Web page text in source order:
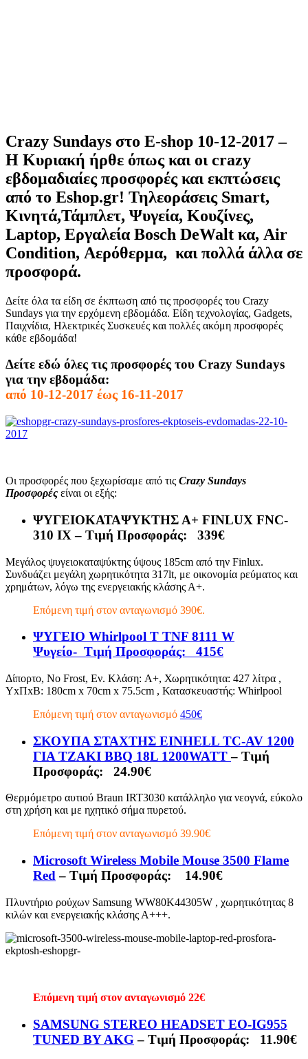
Crazy Sundays στο E-shop 10-12-2017 –
Η Κυριακή ήρθε όπως και οι crazy
εβδομαδιαίες προσφορές και εκπτώσεις
από το Eshop.gr! Τηλεοράσεις Smart,
Κινητά,Τάμπλετ, Ψυγεία, Κουζίνες,
Laptop, Εργαλεία Bosch DeWalt κα, Air
Condition, Αερόθερμα, και πολλά άλλα σε
προσφορά.
Δείτε όλα τα είδη σε έκπτωση από τις προσφορές του Crazy
Sundays για την ερχόμενη εβδομάδα. Είδη τεχνολογίας, Gadgets,
Παιχνίδια, Ηλεκτρικές Συσκευές και πολλές ακόμη προσφορές
κάθε εβδομάδα!
Δείτε εδώ όλες τις προσφορές του Crazy Sundays
για την εβδομάδα:
από 10-12-2017 έως 16-11-2017
Οι προσφορές που ξεχωρίσαμε από τις Crazy Sundays
Προσφορές είναι οι εξής:
ΨΥΓΕΙΟΚΑΤΑΨΥΚΤΗΣ Α+ FINLUX FNC-
310 IX – Τιμή Προσφοράς: 339€
Μεγάλος ψυγειοκαταψύκτης ύψους 185cm από την Finlux.
Συνδυάζει μεγάλη χωρητικότητα 317lt, με οικονομία ρεύματος και
χρημάτων, λόγω της ενεργειακής κλάσης Α+.
Επόμενη τιμή στον ανταγωνισμό 390€.
ΨΥΓΕΙΟ Whirlpool T TNF 8111 W
Ψυγείο- Τιμή Προσφοράς: 415€
Δίπορτο, No Frost, Εν. Κλάση: A+, Χωρητικότητα: 427 λίτρα ,
ΥxΠxΒ: 180cm x 70cm x 75.5cm , Κατασκευαστής: Whirlpool
Επόμενη τιμή στον ανταγωνισμό 450€
ΣΚΟΥΠΑ ΣΤΑΧΤΗΣ EINHELL TC-AV 1200
ΓΙΑ ΤΖΑΚΙ BBQ 18L 1200WATT – Τιμή
Προσφοράς: 24.90€
Θερμόμετρο αυτιού Braun IRT3030 κατάλληλο για νεογνά, εύκολο
στη χρήση και με ηχητικό σήμα πυρετού.
Επόμενη τιμή στον ανταγωνισμό 39.90€
Microsoft Wireless Mobile Mouse 3500 Flame
Red – Τιμή Προσφοράς: 14.90€
Πλυντήριο ρούχων Samsung WW80K44305W , χωρητικότητας 8
κιλών και ενεργειακής κλάσης Α+++.
Επόμενη τιμή στον ανταγωνισμό 22€
SAMSUNG STEREO HEADSET EO-IG955
TUNED BY AKG– Τιμή Προσφοράς: 11.90€